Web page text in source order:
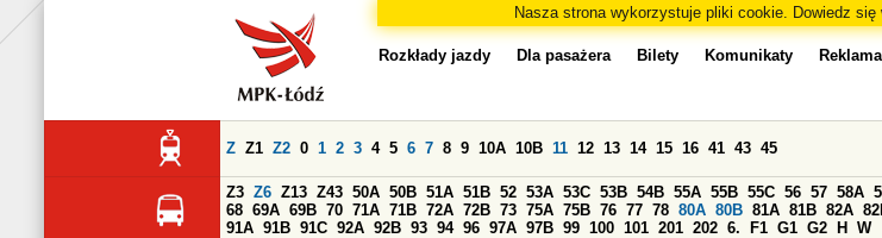
Nasza strona wykorzystuje pliki cookie. Dowiedz się
Rozkłady jazdy Dla pasażera Bilety Komunikaty Reklama
Z Z1 Z2 0 1 2 3 4 5 6 7 8 9 10A 10B 11 12 13 14 15 16 41 43 45
Z3 Z6 Z13 Z43 50A 50B 51A 51B 52 53A 53C 53B 54B 55A 55B 55C 56 57 58A
68 69A 69B 70 71A 71B 72A 72B 73 75A 75B 76 77 78 80A 80B 81A 81B 82A
91A 91B 91C 92A 92B 93 94 96 97A 97B 99 100 101 201 202 6. F1 G1 G2 H W